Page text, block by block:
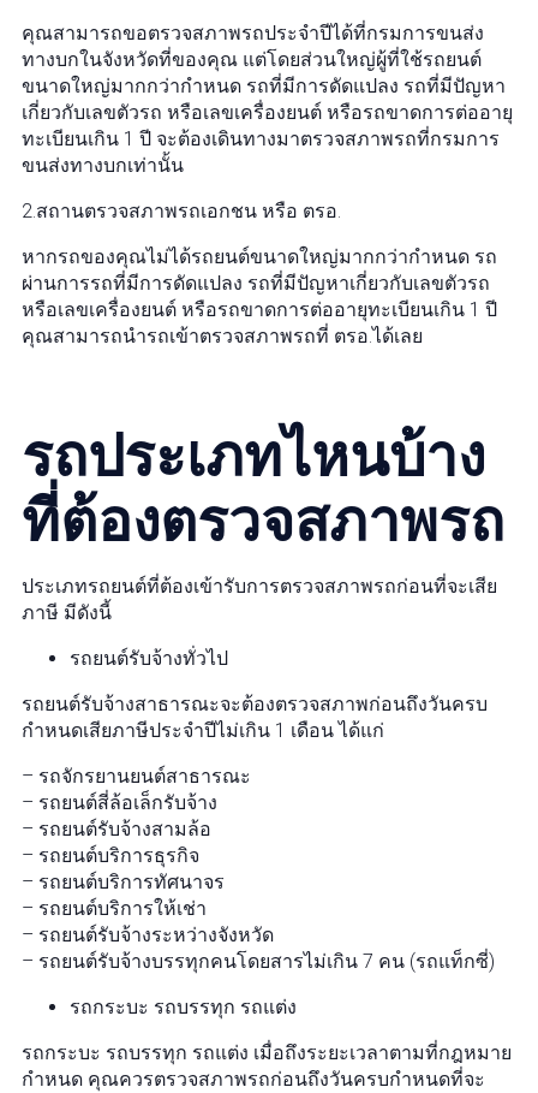
คุณสามารถขอตรวจสภาพรถประจำปีได้ที่กรมการขนส่ง
ทางบกในจังหวัดที่ของคุณ แต่โดยส่วนใหญ่ผู้ที่ใช้รถยนต์
ขนาดใหญ่มากกว่ากำหนด รถที่มีการดัดแปลง รถที่มีปัญหา
เกี่ยวกับเลขตัวรถ หรือเลขเครื่องยนต์ หรือรถขาดการต่ออายุ
ทะเบียนเกิน 1 ปี จะต้องเดินทางมาตรวจสภาพรถที่กรมการ
ขนส่งทางบกเท่านั้น
2.สถานตรวจสภาพรถเอกชน หรือ ตรอ.
หากรถของคุณไม่ได้รถยนต์ขนาดใหญ่มากกว่ากำหนด รถ
ผ่านการรถที่มีการดัดแปลง รถที่มีปัญหาเกี่ยวกับเลขตัวรถ
หรือเลขเครื่องยนต์ หรือรถขาดการต่ออายุทะเบียนเกิน 1 ปี
คุณสามารถนำรถเข้าตรวจสภาพรถที่ ตรอ.ได้เลย
รถประเภทไหนบ้าง
ที่ต้องตรวจสภาพรถ
ประเภทรถยนต์ที่ต้องเข้ารับการตรวจสภาพรถก่อนที่จะเสีย
ภาษี มีดังนี้
รถยนต์รับจ้างทั่วไป
รถยนต์รับจ้างสาธารณะจะต้องตรวจสภาพก่อนถึงวันครบ
กำหนดเสียภาษีประจำปีไม่เกิน 1 เดือน ได้แก่
– รถจักรยานยนต์สาธารณะ
– รถยนต์สี่ล้อเล็กรับจ้าง
– รถยนต์รับจ้างสามล้อ
– รถยนต์บริการธุรกิจ
– รถยนต์บริการทัศนาจร
– รถยนต์บริการให้เช่า
– รถยนต์รับจ้างระหว่างจังหวัด
– รถยนต์รับจ้างบรรทุกคนโดยสารไม่เกิน 7 คน (รถแท็กซี่)
รถกระบะ รถบรรทุก รถแต่ง
รถกระบะ รถบรรทุก รถแต่ง เมื่อถึงระยะเวลาตามที่กฎหมาย
กำหนด คุณควรตรวจสภาพรถก่อนถึงวันครบกำหนดที่จะ